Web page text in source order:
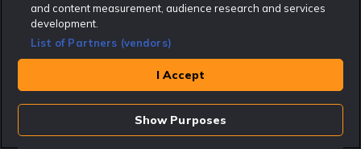
Europatipset Tips 9/8
Topptipset Tips 9/8
and content measurement, audience research and services
development.
List of Partners (vendors)
I Accept
Show Purposes